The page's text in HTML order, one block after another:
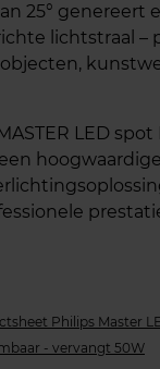
25° genereert
lichtstraal –
LED
Philips Master
- vervangt 50W